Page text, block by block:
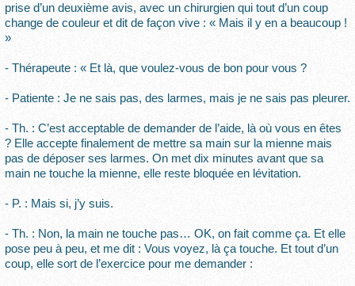
prise d’un deuxième avis, avec un chirurgien qui tout d’un coup
change de couleur et dit de façon vive : « Mais il y en a beaucoup !
»
- Thérapeute : « Et là, que voulez-vous de bon pour vous ?
- Patiente : Je ne sais pas, des larmes, mais je ne sais pas pleurer.
- Th. : C’est acceptable de demander de l’aide, là où vous en êtes
? Elle accepte finalement de mettre sa main sur la mienne mais
pas de déposer ses larmes. On met dix minutes avant que sa
main ne touche la mienne, elle reste bloquée en lévitation.
- P. : Mais si, j’y suis.
- Th. : Non, la main ne touche pas… OK, on fait comme ça. Et elle
pose peu à peu, et me dit : Vous voyez, là ça touche. Et tout d’un
coup, elle sort de l’exercice pour me demander :